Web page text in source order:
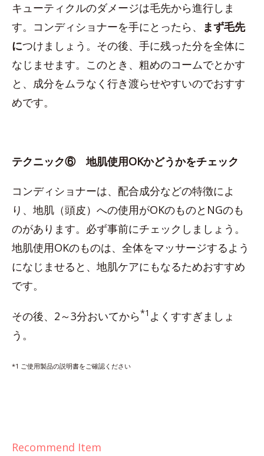
キューティクルのダメージは毛先から進行しま
す。コンディショナーを手にとったら、
まず毛先
につけましょう。その後、手に残った分を全体に
なじませます。このとき、粗めのコームでとかす
と、成分をムラなく行き渡らせやすいのでおすす
めです。
テクニック⑥ 地肌使用OKかどうかをチェック
コンディショナーは、配合成分などの特徴によ
り、地肌（頭皮）への使用がOKのものとNGのも
のがあります。必ず事前にチェックしましょう。
地肌使用OKのものは、全体をマッサージするよう
になじませると、地肌ケアにもなるためおすすめ
です。
その後、2～3分おいてから*1 よくすすぎましょ
う。
*1 ご使用製品の説明書をご確認ください
Recommend Item